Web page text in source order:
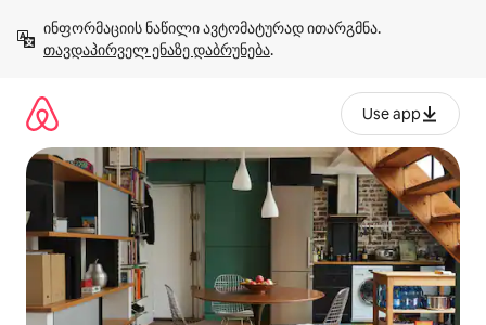
გადასვლა
თავდაპირველ ენაზე დაბრუნება.
Use app